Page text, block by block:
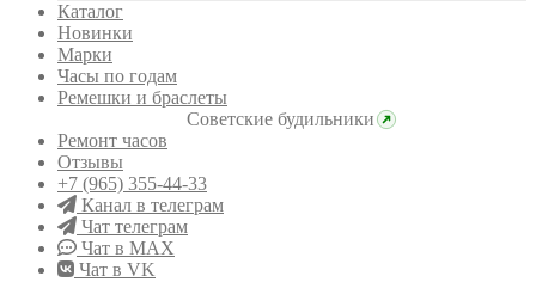
Каталог
Новинки
Марки
Часы по годам
Ремешки и браслеты
Советские будильники
Ремонт часов
Отзывы
+7 (965) 355-44-33
Канал в телеграм
Чат телеграм
Чат в MAX
Чат в VK